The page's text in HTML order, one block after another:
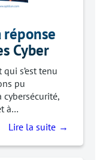
réponse
Cyber
s’est tenu
pu
à…
Lire la suite